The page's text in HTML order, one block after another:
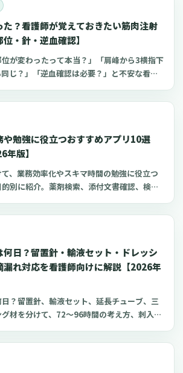
？看護師が覚えておきたい筋肉注射
・針・逆血確認】
位が変わったって本当？」「肩峰から3横指下
じ？」「逆血確認は必要？」と不安な看護
さ、皮下注射との違い、神経損傷やSIRVA
クチン接種時の手順までわかりやすく解説
や勉強に役立つおすすめアプリ10選
年版】
、業務効率化やスキマ時間の勉強に役立つ
別に紹介。薬剤検索、添付文書確認、検査
理など、現場や復職準備で使いやすいアプ
日？留置針・輸液セット・ドレッシ
漏れ対応を看護師向けに解説【2026年
？留置針、輸液セット、延長チューブ、三
材を分けて、72〜96時間の考え方、刺入部